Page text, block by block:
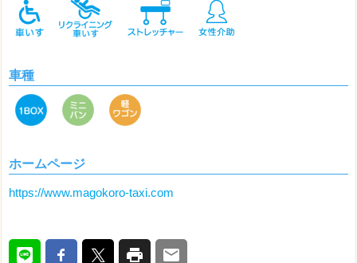
車種
ホームページ
https://www.magokoro-taxi.com